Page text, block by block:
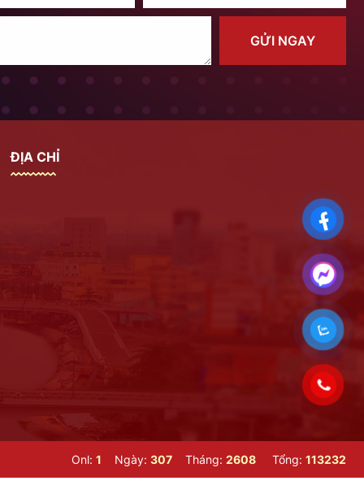
GỬI NGAY
ĐỊA CHỈ
Onl: 1 Ngày: 307 Tháng: 2608 Tổng: 113232